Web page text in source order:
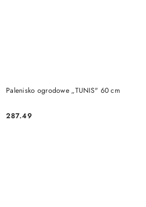
Palenisko ogrodowe „TUNIS" 60 cm
Cena:
287.49